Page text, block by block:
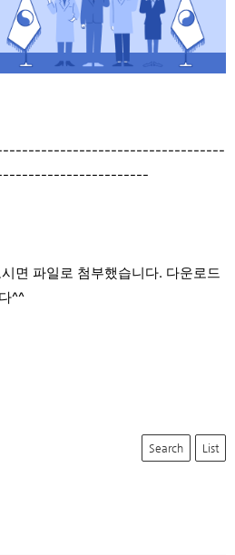
면 파일로 첨부했습니다. 다운로드
^^
Search List